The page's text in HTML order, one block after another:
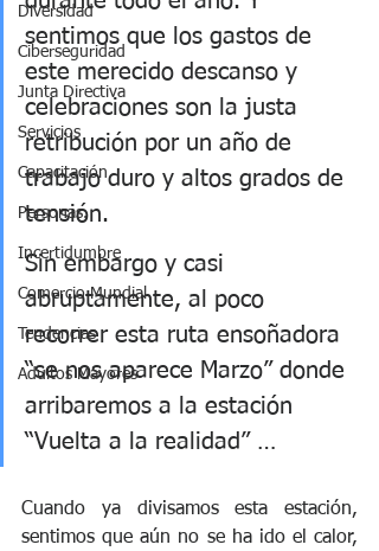
Diversidad
Ciberseguridad
Junta Directiva
Servicios
Capacitación
Personas.
Incertidumbre
Comercio Mundial
Tendencias
Adultos Mayores
sentimos que los gastos de
este merecido descanso y
celebraciones son la justa
retribución por un año de
trabajo duro y altos grados de
tensión.
Sin embargo y casi
abruptamente, al poco
recorrer esta ruta ensoñadora
“se nos aparece Marzo” donde
arribaremos a la estación
“Vuelta a la realidad” …
Cuando ya divisamos esta estación,
sentimos que aún no se ha ido el calor,